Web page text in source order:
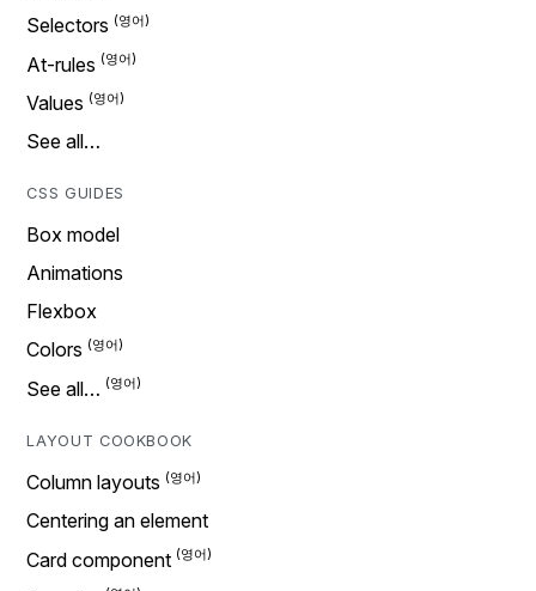
Selectors
At-rules
Values
See all…
CSS GUIDES
Box model
Animations
Flexbox
Colors
See all…
LAYOUT COOKBOOK
Column layouts
Centering an element
Card component